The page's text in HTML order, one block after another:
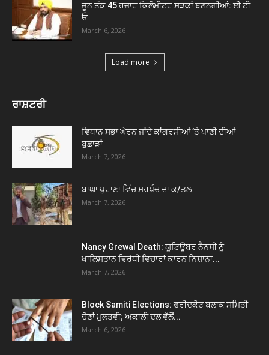
ਜੂਨ ਤੱਕ 45 ਹਜ਼ਾਰ ਕਿਲੋਮੀਟਰ ਸੜਕਾਂ ਬਣਨਗੀਆਂ: ਈ ਟੀ
ਓ
March 6, 2026
Load more
ਰਾਸ਼ਟਰੀ
ਵਿਧਾਨ ਸਭਾ ਘੇਰਨ ਜਾਂਦੇ ਕਾਂਗਰਸੀਆਂ ’ਤੇ ਪਾਣੀ ਦੀਆਂ
ਬੁਛਾੜਾਂ
March 7, 2026
ਬਾਘਾ ਪੁਰਾਣਾ ਵਿੱਚ ਸਰਪੰਚ ਦਾ ਕ/ਤਲ
March 7, 2026
Nancy Grewal Death: ਯੂਟਿਊਬਰ ਨੈਨਸੀ ਨੂੰ
ਖਾਲਿਸਤਾਨ ਵਿਰੋਧੀ ਵਿਚਾਰਾਂ ਕਾਰਨ ਨਿਸ਼ਾਨਾ...
March 7, 2026
Block Samiti Elections: ਫਰੀਦਕੋਟ ਬਲਾਕ ਸਮਿਤੀ
ਚੋਣਾਂ ਮੁਲਤਵੀ; ਅਕਾਲੀ ਦਲ ਵੱਲੋਂ...
March 6, 2026